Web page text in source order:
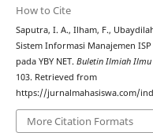
How to Cite
Saputra, I. A., Ilham, F.,
Sistem Informasi Manajemen
pada YBY NET. Buletin Ilmiah Ilmu
103. Retrieved from
https://jurnalmahasiswa.com/
More Citation Formats